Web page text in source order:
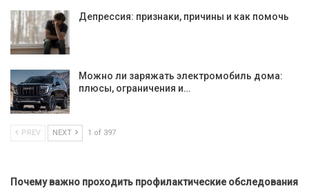
Депрессия: признаки, причины и как помочь
Можно ли заряжать электромобиль дома:
плюсы, ограничения и…
PREV NEXT 1 of 397
Почему важно проходить профилактические обследования